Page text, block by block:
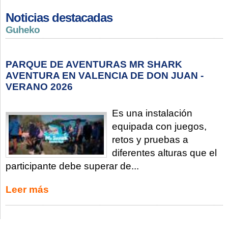
Noticias destacadas
Guheko
PARQUE DE AVENTURAS MR SHARK
AVENTURA EN VALENCIA DE DON JUAN -
VERANO 2026
Es una instalación
equipada con juegos,
retos y pruebas a
diferentes alturas que el
participante debe superar de...
Leer más